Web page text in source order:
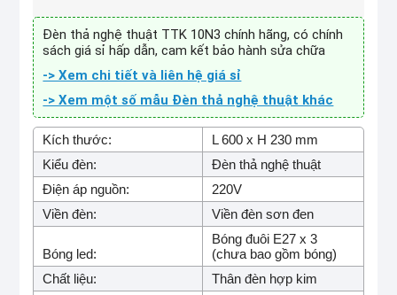
Đèn thả nghệ thuật TTK 10N3 chính hãng, có chính
sách giá sỉ hấp dẫn, cam kết bảo hành sửa chữa
-> Xem chi tiết và liên hệ giá sỉ
-> Xem một số mẫu Đèn thả nghệ thuật khác
Kích thước:
L 600 x H 230 mm
Kiểu đèn:
Đèn thả nghệ thuật
Điện áp nguồn:
220V
Viền đèn:
Viền đèn sơn đen
Bóng led:
Bóng đuôi E27 x 3
(chưa bao gồm bóng)
Chất liệu:
Thân đèn hợp kim